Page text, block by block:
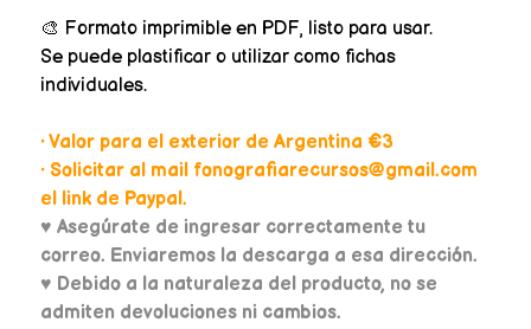
🎨 Formato imprimible en PDF, listo para usar.
Se puede plastificar o utilizar como fichas
individuales.
• Valor para el exterior de Argentina €3
• Solicitar al mail fonografiarecursos@gmail.com
el link de Paypal.
♥ Asegúrate de ingresar correctamente tu
correo. Enviaremos la descarga a esa dirección.
♥ Debido a la naturaleza del producto, no se
admiten devoluciones ni cambios.